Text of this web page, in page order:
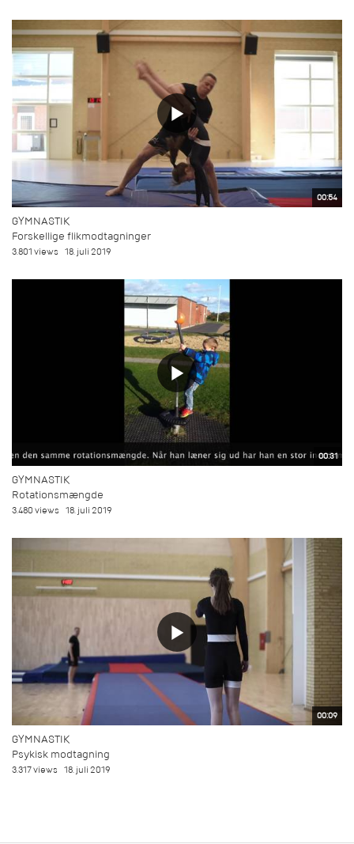
00:54
GYMNASTIK
Forskellige flikmodtagninger
3.801 views 18. juli 2019
00:31
GYMNASTIK
Rotationsmængde
3.480 views 18. juli 2019
00:09
GYMNASTIK
Psykisk modtagning
3.317 views 18. juli 2019